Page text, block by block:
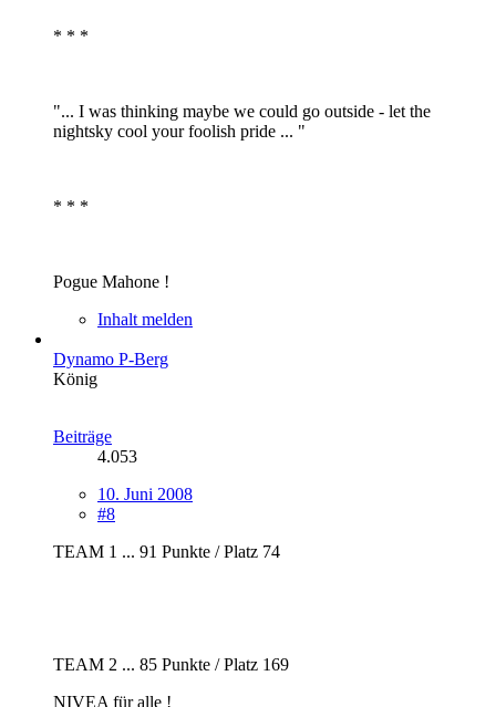
* * *
"... I was thinking maybe we could go outside - let the
nightsky cool your foolish pride ... "
* * *
Pogue Mahone !
Inhalt melden
Dynamo P-Berg
König
Beiträge
4.053
10. Juni 2008
#8
TEAM 1 ... 91 Punkte / Platz 74
TEAM 2 ... 85 Punkte / Platz 169
NIVEA für alle !